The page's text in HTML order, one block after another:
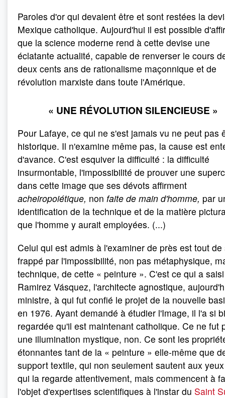
Paroles d'or qui devaient être et sont restées la
Mexique catholique. Aujourd'hui il est possible
que la science moderne rend à cette devise une
éclatante actualité, capable de renverser le cours
deux cents ans de rationalisme maçonnique et de
révolution marxiste dans toute l'Amérique.
« UNE RÉVOLUTION SILENCIEUSE »
Pour Lafaye, ce qui ne s'est jamais vu ne peut pas
historique. Il n'examine même pas, la cause est
d'avance. C'est esquiver la difficulté : la difficulté
insurmontable, l'impossibilité de prouver une
dans cette image que ses dévots affirment
acheiropoiétique, non faite de main d'homme, par
identification de la technique et de la matière
que l'homme y aurait employées. (...)
Celui qui est admis à l'examiner de près est tout de
frappé par l'impossibilité, non pas métaphysique,
technique, de cette « peinture ». C'est ce qui a saisi
Ramirez Vásquez, l'architecte agnostique,
ministre, à qui fut confié le projet de la nouvelle
en 1976. Ayant demandé à étudier l'Image, il l'a si
regardée qu'il est maintenant catholique. Ce ne fut
une illumination mystique, non. Ce sont les
étonnantes tant de la « peinture » elle-même que
support textile, qui non seulement sautent aux
qui la regarde attentivement, mais commencent à
l'objet d'expertises scientifiques à l'instar du Saint